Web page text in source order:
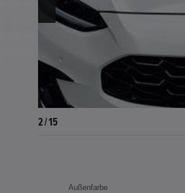
2 / 15
Außenfarbe